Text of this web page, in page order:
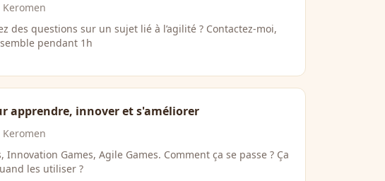
des questions sur un sujet lié à l’agilité ? Contactez-moi,
pendant 1h
apprendre, innover et s'améliorer
Innovation Games, Agile Games. Comment ça se passe ? Ça
les utiliser ?